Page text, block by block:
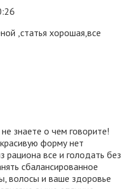
,статья хорошая,все
знаете о чем говорите!
форму нет
рациона все и голодать без
сбалансированное
волосы и ваше здоровье